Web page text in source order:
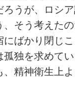
ろうが、ロシ
、そう考えた
ばかり閉じ
独を求めて
精神衛生上